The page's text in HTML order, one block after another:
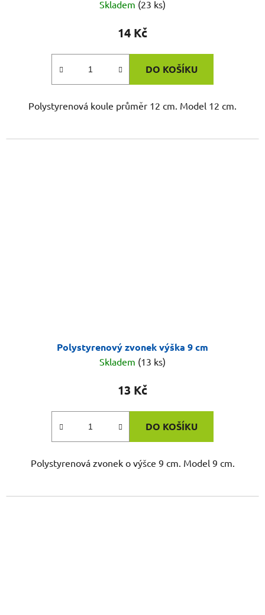
Skladem (23 ks)
14 Kč
DO KOŠÍKU
Polystyrenová koule průměr 12 cm. Model 12 cm.
Polystyrenový zvonek výška 9 cm
Skladem (13 ks)
13 Kč
DO KOŠÍKU
Polystyrenová zvonek o výšce 9 cm. Model 9 cm.